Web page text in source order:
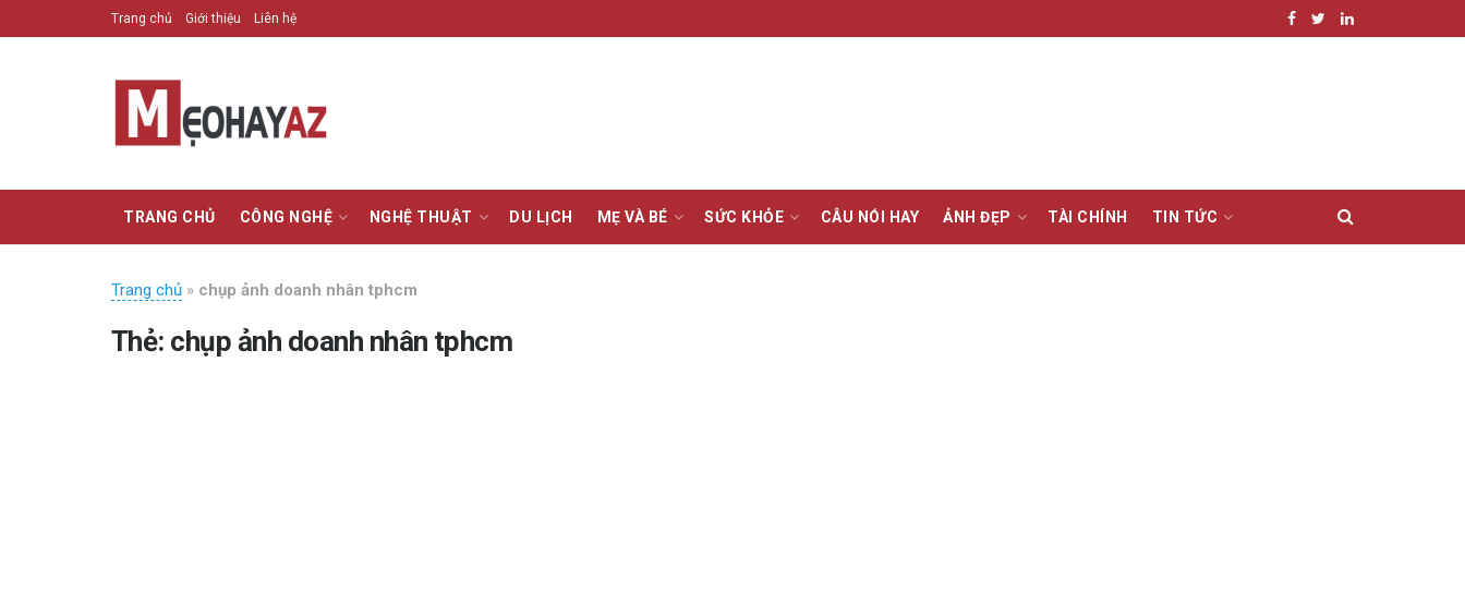
Trang chủ Giới thiệu Liên hệ
TRANG CHỦ CÔNG NGHỆ NGHỆ THUẬT DU LỊCH MẸ VÀ BÉ SỨC KHỎE CÂU NÓI HAY ẢNH ĐẸP TÀI CHÍNH TIN TỨC
Trang chủ » chụp ảnh doanh nhân tphcm
Thẻ: chụp ảnh doanh nhân tphcm